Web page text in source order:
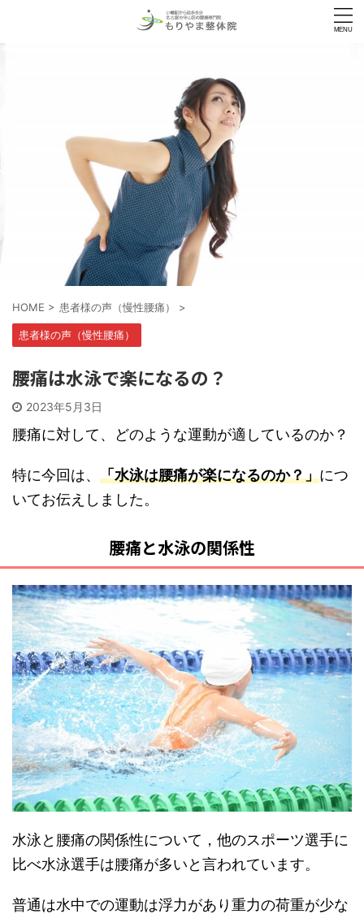
HOME > 患者様の声（慢性腰痛） >
患者様の声（慢性腰痛）
腰痛は水泳で楽になるの？
2023年5月3日
腰痛に対して、どのような運動が適しているのか？
特に今回は、 「水泳は腰痛が楽になるのか？」につ
いてお伝えしました。
腰痛と水泳の関係性
水泳と腰痛の関係性について，他のスポーツ選手に
比べ水泳選手は腰痛が多いと言われています。
普通は水中での運動は浮力があり重力の荷重が少な